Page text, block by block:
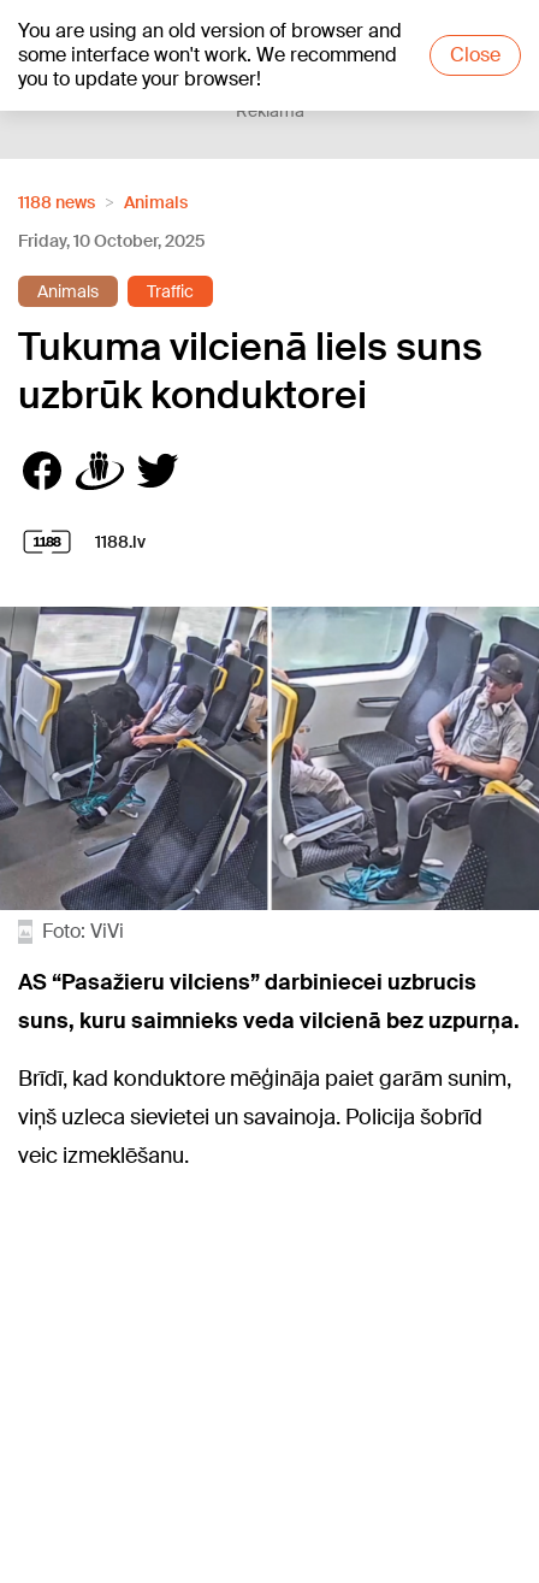
You are using an old version of browser and
some interface won't work. We recommend
you to update your browser!
Close
+21°C
Reklāma
1188 news
Animals
Friday, 10 October, 2025
Animals Traffic
Tukuma vilcienā liels suns
uzbrūk konduktorei
1188.lv
Foto: ViVi
AS “Pasažieru vilciens” darbiniecei uzbrucis
suns, kuru saimnieks veda vilcienā bez uzpurņa.
Brīdī, kad konduktore mēģināja paiet garām sunim,
viņš uzleca sievietei un savainoja. Policija šobrīd
veic izmeklēšanu.